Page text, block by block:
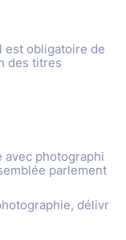
est obligatoire de
des titres
avec photographi
parlement
délivr